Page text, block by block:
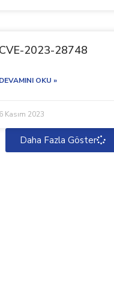
CVE-2023-28748
DEVAMINI OKU »
6 Kasım 2023
Daha Fazla Göster